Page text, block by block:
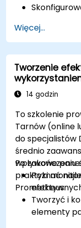
metryk
chmurowe
Więcej...
Tworzenie
14 godzin
To szkolenie
Tarnów (online
do specjalistów
średnio
wpływowe
praktyki
Prometheus.
Po zakończeniu
Poznać
Tworzyć i
elementy